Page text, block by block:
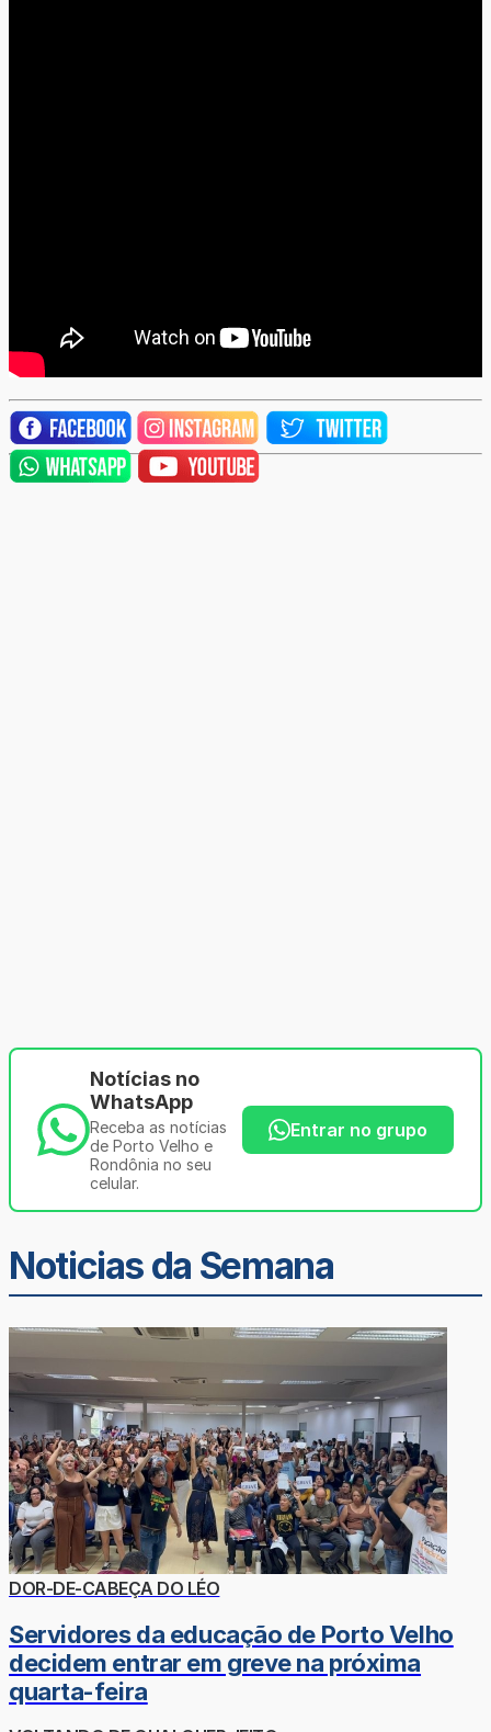
Notícias no
WhatsApp
Receba as notícias
de Porto Velho e
Rondônia no seu
celular.
Entrar no grupo
Noticias da Semana
DOR-DE-CABEÇA DO LÉO
Servidores da educação de Porto Velho
decidem entrar em greve na próxima
quarta-feira